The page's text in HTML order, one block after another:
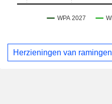
Herzieningen van ramingen